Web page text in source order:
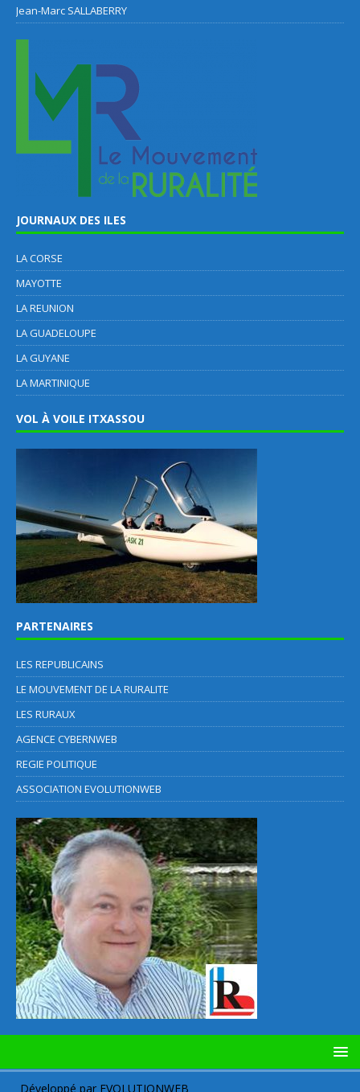
Jean-Marc SALLABERRY
JOURNAUX DES ILES
LA CORSE
MAYOTTE
LA REUNION
LA GUADELOUPE
LA GUYANE
LA MARTINIQUE
VOL À VOILE ITXASSOU
PARTENAIRES
LES REPUBLICAINS
LE MOUVEMENT DE LA RURALITE
LES RURAUX
AGENCE CYBERNWEB
REGIE POLITIQUE
ASSOCIATION EVOLUTIONWEB
Développé par EVOLUTIONWEB